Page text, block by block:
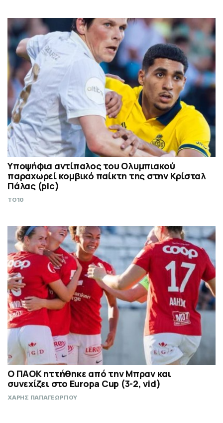
Υποψήφια αντίπαλος του Ολυμπιακού
παραχωρεί κομβικό παίκτη της στην Κρίσταλ
Πάλας (pic)
TO10
Ο ΠΑΟΚ ηττήθηκε από την Μπραν και
συνεχίζει στο Europa Cup (3-2, vid)
ΧΑΡΗΣ ΠΑΠΑΓΕΩΡΓΙΟΥ